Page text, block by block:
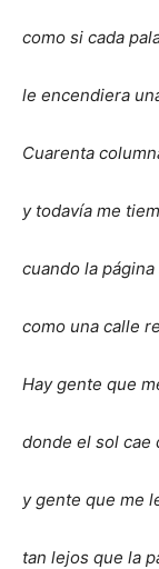
como si cada
le encendiera
Cuarenta
y todavía me
cuando la página
como una calle
Hay gente que
donde el sol cae
y gente que me
tan lejos que la